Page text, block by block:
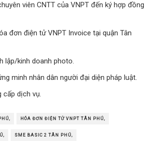
viên CNTT của VNPT đến ký hợp đồng
đơn điện tử VNPT Invoice tại quận Tân
lập/kinh doanh photo.
minh nhân dân người đại diện pháp luật.
cấp dịch vụ.
HÓA ĐƠN ĐIỆN TỬ VNPT TÂN PHÚ,
SME BASIC 2 TÂN PHÚ,